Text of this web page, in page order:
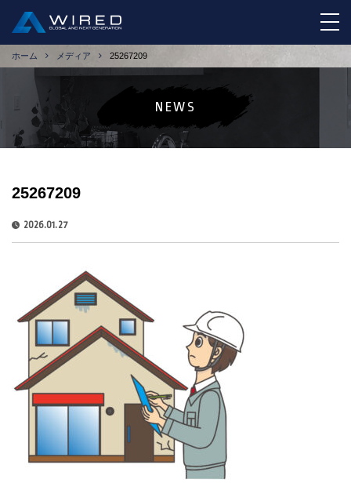
ホーム メディア 25267209
NEWS
25267209
2026.01.27